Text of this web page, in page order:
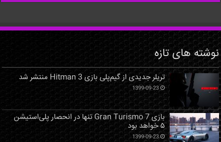
نوشته های تازه
تریلر جدیدی از گیم‌پلی بازی Hitman 3 منتشر شد
1399-09-23
بازی Gran Turismo 7 تنها در انحصار پلی‌استیشن
۵ خواهد بود
1399-09-23